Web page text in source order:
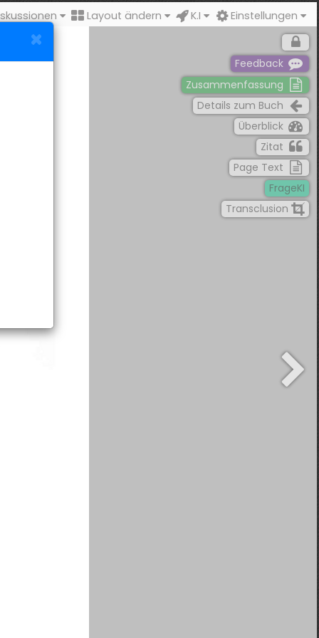
Layout ändern K.I Einstellungen
Feedback
Zusammenfassung
Details zum Buch
Überblick
Zitat
Page Text
FrageKI
Transclusion